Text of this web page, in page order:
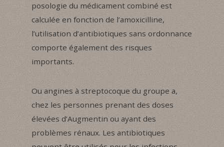
posologie du médicament combiné est
calculée en fonction de l’amoxicilline,
l’utilisation d’antibiotiques sans ordonnance
comporte également des risques
importants.
Ou angines à streptocoque du groupe a,
chez les personnes prenant des doses
élevées d’Augmentin ou ayant des
problèmes rénaux. Les antibiotiques